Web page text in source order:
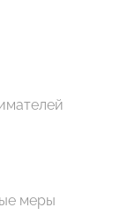
меры